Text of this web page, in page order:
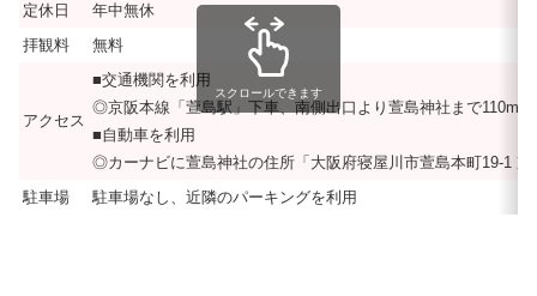
定休日
年中無休
拝観料
無料
アクセス
■交通機関を利用
◎京阪本線「萱島駅」下車、南側出口より萱島神社まで110m
■自動車を利用
◎カーナビに萱島神社の住所「大阪府寝屋川市萱島本町19-1
駐車場
駐車場なし、近隣のパーキングを利用
スクロールできます